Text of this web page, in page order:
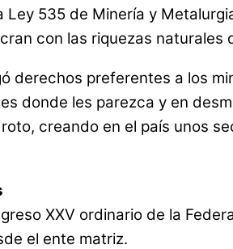
Ley 535 de Minería y
con las riquezas naturales
derechos preferentes a los
donde les parezca y en
creando en el país unos
XXV ordinario de la
el ente matriz.